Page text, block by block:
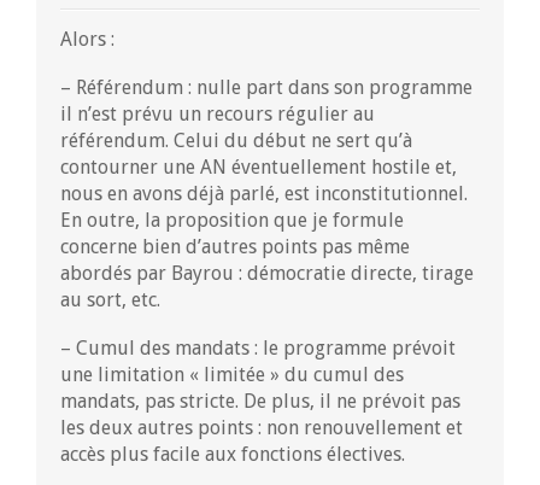
Alors :
– Référendum : nulle part dans son programme
il n’est prévu un recours régulier au
référendum. Celui du début ne sert qu’à
contourner une AN éventuellement hostile et,
nous en avons déjà parlé, est inconstitutionnel.
En outre, la proposition que je formule
concerne bien d’autres points pas même
abordés par Bayrou : démocratie directe, tirage
au sort, etc.
– Cumul des mandats : le programme prévoit
une limitation « limitée » du cumul des
mandats, pas stricte. De plus, il ne prévoit pas
les deux autres points : non renouvellement et
accès plus facile aux fonctions électives.